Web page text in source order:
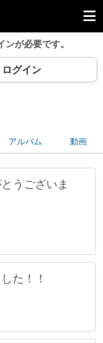
ンが必要です。
ログイン
アルバム 動画
うございま
た！！